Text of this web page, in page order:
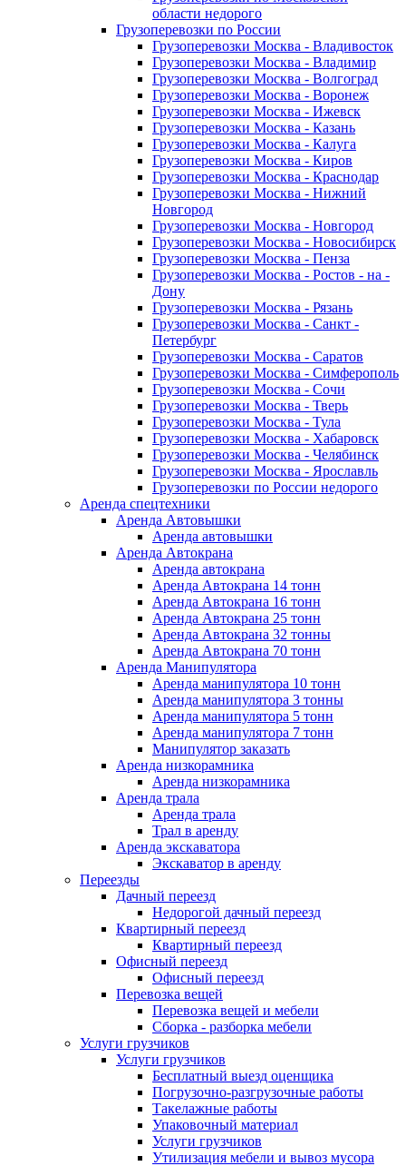
области недорого
Грузоперевозки по России
Грузоперевозки Москва - Владивосток
Грузоперевозки Москва - Владимир
Грузоперевозки Москва - Волгоград
Грузоперевозки Москва - Воронеж
Грузоперевозки Москва - Ижевск
Грузоперевозки Москва - Казань
Грузоперевозки Москва - Калуга
Грузоперевозки Москва - Киров
Грузоперевозки Москва - Краснодар
Грузоперевозки Москва - Нижний
Новгород
Грузоперевозки Москва - Новгород
Грузоперевозки Москва - Новосибирск
Грузоперевозки Москва - Пенза
Грузоперевозки Москва - Ростов - на -
Дону
Грузоперевозки Москва - Рязань
Грузоперевозки Москва - Санкт -
Петербург
Грузоперевозки Москва - Саратов
Грузоперевозки Москва - Симферополь
Грузоперевозки Москва - Сочи
Грузоперевозки Москва - Тверь
Грузоперевозки Москва - Тула
Грузоперевозки Москва - Хабаровск
Грузоперевозки Москва - Челябинск
Грузоперевозки Москва - Ярославль
Грузоперевозки по России недорого
Аренда спецтехники
Аренда Автовышки
Аренда автовышки
Аренда Автокрана
Аренда автокрана
Аренда Автокрана 14 тонн
Аренда Автокрана 16 тонн
Аренда Автокрана 25 тонн
Аренда Автокрана 32 тонны
Аренда Автокрана 70 тонн
Аренда Манипулятора
Аренда манипулятора 10 тонн
Аренда манипулятора 3 тонны
Аренда манипулятора 5 тонн
Аренда манипулятора 7 тонн
Манипулятор заказать
Аренда низкорамника
Аренда низкорамника
Аренда трала
Аренда трала
Трал в аренду
Аренда экскаватора
Экскаватор в аренду
Переезды
Дачный переезд
Недорогой дачный переезд
Квартирный переезд
Квартирный переезд
Офисный переезд
Офисный переезд
Перевозка вещей
Перевозка вещей и мебели
Сборка - разборка мебели
Услуги грузчиков
Услуги грузчиков
Бесплатный выезд оценщика
Погрузочно-разгрузочные работы
Такелажные работы
Упаковочный материал
Услуги грузчиков
Утилизация мебели и вывоз мусора